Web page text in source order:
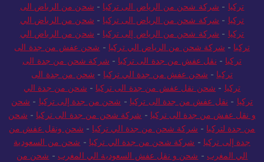
تركيا - شركة شحن من الرياض الى تركيا - شحن من الرياض الى
تركيا - شركة شحن من الرياض الى تركيا - شحن من الرياض الي
تركيا - شركة شحن من الرياض إلى تركيا - شحن من الرياض الي
تركيا - شركة شحن من الرياض الي تركيا - شحن عفش من جدة الى
تركيا - نقل عفش من جدة الى تركيا - شركة شحن من جدة الى
تركيا - شحن عفش من جدة الي تركيا - شحن من جدة الى
تركيا - شحن نقل عفش من جدة الى تركيا - شحن من جدة الي
تركيا - نقل عفش من جدة الى تركيا - شحن من جدة إلى تركيا - شحن
و نقل عفش من جدة الى تركيا - شركة شحن من جدة الى تركيا - شحن
من جدة لتركيا - شركة شحن من جدة الي تركيا - شحن ونقل عفش من
جدة إلى تركيا - شركة شحن من جدة الي تركيا - شحن من السعودية
الي المغرب - شحن و نقل عفش السعودية الي المغرب - شحن من